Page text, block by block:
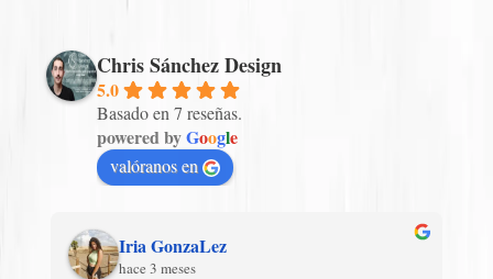
Chris Sánchez Design
5.0
Basado en 7 reseñas.
powered byGoogle
valóranos en
Iria GonzaLez
hace 3 meses